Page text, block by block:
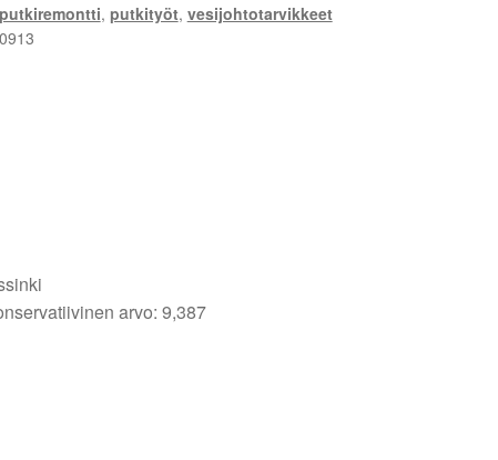
putkiremontti, putkityöt, vesijohtotarvikkeet
arvo: 9,387